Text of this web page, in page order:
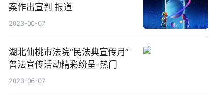
案作出宣判 报道
2023-06-07
湖北仙桃市法院“民法典宣传月”
普法宣传活动精彩纷呈-热门
2023-06-07